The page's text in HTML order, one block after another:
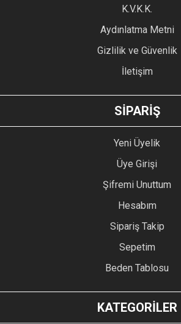
Ürün fiyatı diğer sitelerden daha pahalı.
GÖNDER
K.V.K.K.
Aydınlatma Metni
Gizlilik ve Güvenlik
İletişim
SİPARİŞ
Yeni Üyelik
Üye Girişi
Şifremi Unuttum
Hesabım
Sipariş Takip
Sepetim
Beden Tablosu
KATEGORİLER